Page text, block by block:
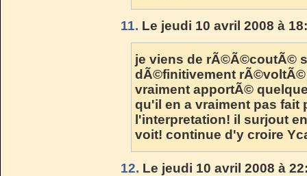
11. Le jeudi 10 avril 2008 à
je viens de rÃ©Ã©coutÃ©
dÃ©finitivement
vraiment apportÃ©
qu'il en a vraiment pas fait
l'interpretation! il surjout
voit! continue d'y croire
12. Le jeudi 10 avril 2008 à